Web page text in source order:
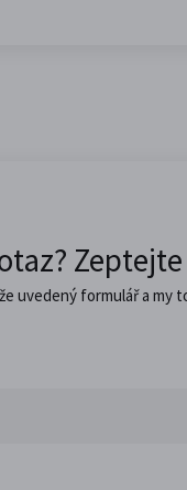
Zeptejte
uvedený formulář a my